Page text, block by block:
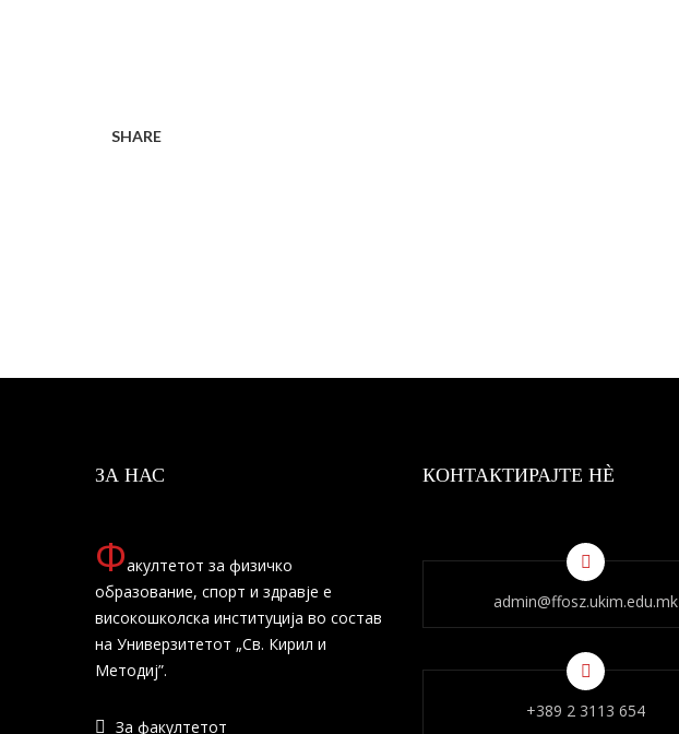
SHARE
ЗА НАС
Факултетот за физичко
образование, спорт и здравје е
високошколска институција во состав
на Универзитетот „Св. Кирил и
Методиј”.
За факултетот
КОНТАКТИРАЈТЕ НÈ
admin@ffosz.ukim.edu.mk
+389 2 3113 654